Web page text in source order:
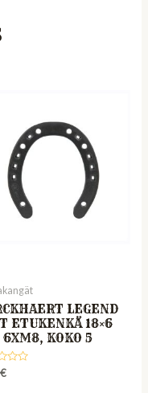
LEGEND
ETUKENKÄ 18×6
KOKO 5
€